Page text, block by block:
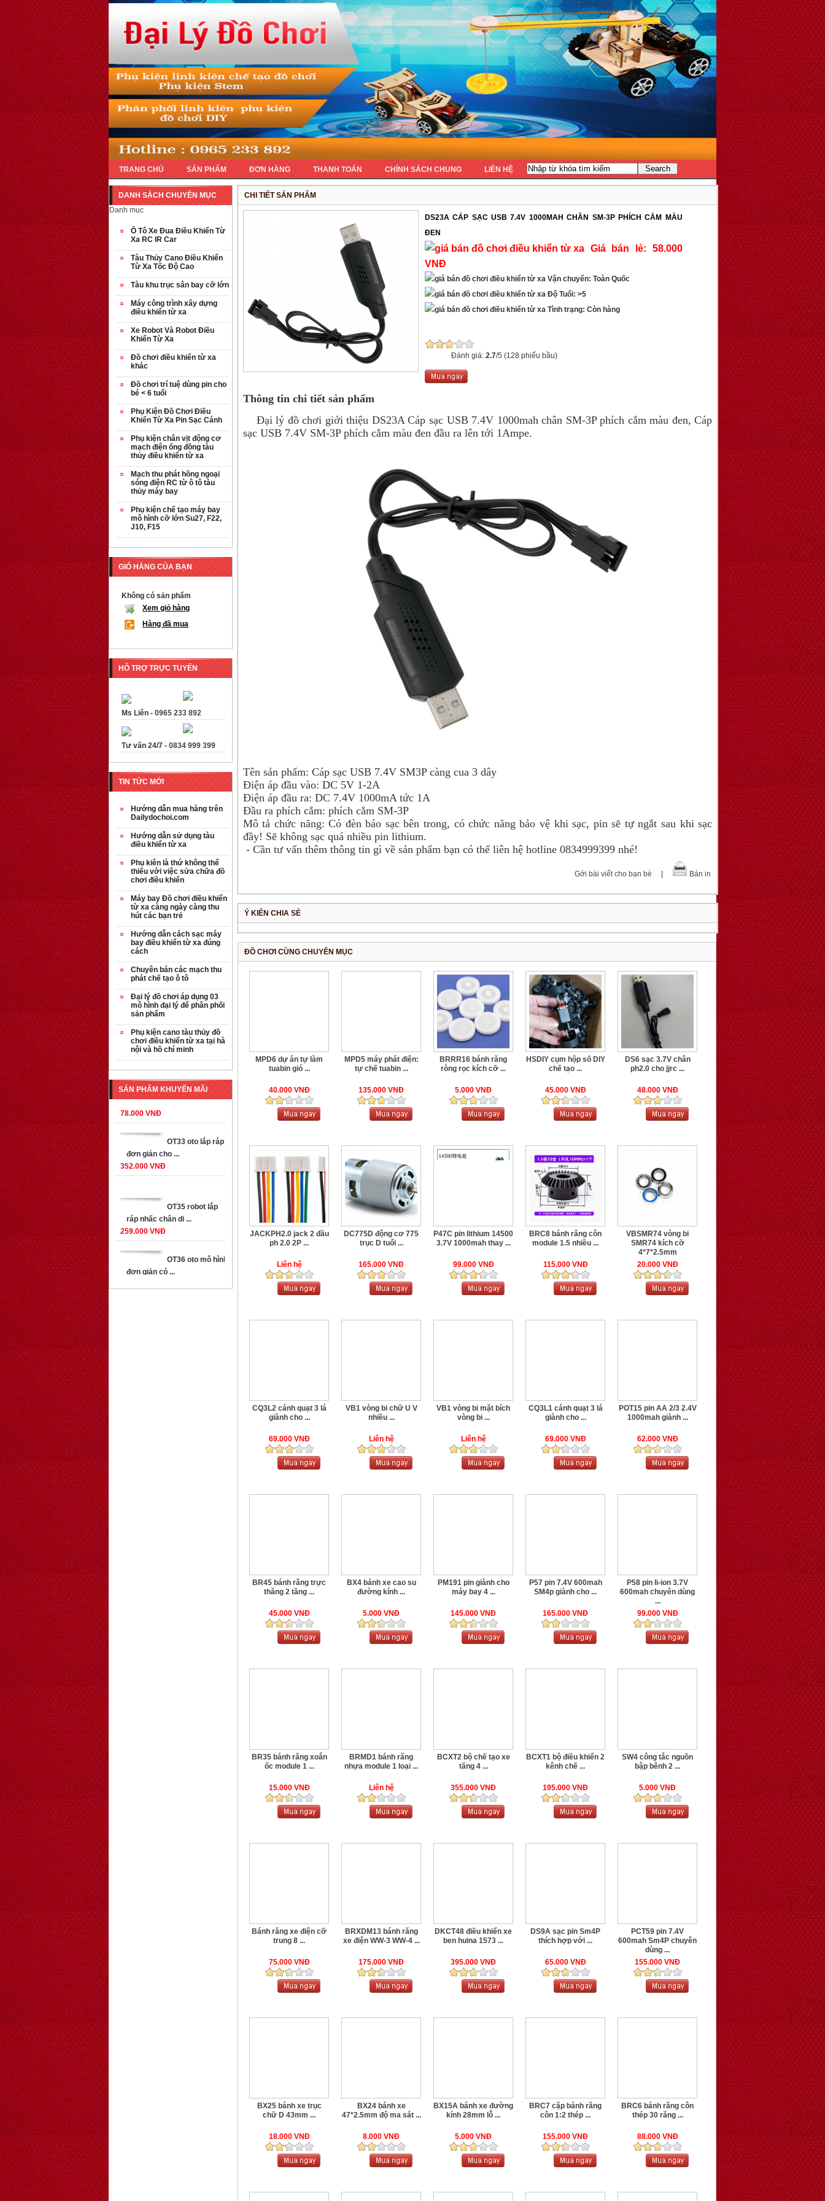
TRANG CHỦ SẢN PHẨM ĐƠN HÀNG THANH TOÁN CHÍNH SÁCH CHUNG LIÊN HỆ
CHI TIẾT SẢN PHẨM
DS23A CÁP SẠC USB 7.4V 1000MAH CHÂN SM-3P PHÍCH CẮM MÀU
ĐEN
Giá bán lẻ: 58.000
VNĐ
Vận chuyển: Toàn Quốc
Độ Tuổi: >5
Tình trạng: Còn hàng
Đánh giá:2.7/5 (128 phiếu bầu)
Thông tin chi tiết sản phẩm
Đại lý đồ chơi giới thiệu DS23A Cáp sạc USB 7.4V 1000mah chân SM-3P phích cắm màu đen, Cáp
sạc USB 7.4V SM-3P phích cắm màu đen đầu ra lên tới 1Ampe.
Tên sản phẩm: Cáp sạc USB 7.4V SM3P càng cua 3 dây
Điện áp đầu vào: DC 5V 1-2A
Điện áp đầu ra: DC 7.4V 1000mA tức 1A
Đầu ra phích cắm: phích cắm SM-3P
Mô tả chức năng: Có đèn báo sạc bên trong, có chức năng bảo vệ khi sạc, pin sẽ tự ngắt sau khi sạc
đầy! Sẽ không sạc quá nhiều pin lithium.
- Cần tư vấn thêm thông tin gì về sản phẩm bạn có thể liên hệ hotline 0834999399 nhé!
Gởi bài viết cho bạn bè Bản in
Ý KIẾN CHIA SẺ
ĐỒ CHƠI CÙNG CHUYÊN MỤC
MPD6 dự án tự làm
tuabin gió ...
40.000 VNĐ
MPD5 máy phát điện:
tự chế tuabin ...
135.000 VNĐ
BRRR16 bánh răng
ròng rọc kích cỡ ...
5.000 VNĐ
HSDIY cụm hộp số DIY
chế tạo ...
45.000 VNĐ
DS6 sạc 3.7V chân
ph2.0 cho jjrc ...
48.000 VNĐ
JACKPH2.0 jack 2 đầu
ph 2.0 2P ...
Liên hệ
DC775D động cơ 775
trục D tuổi ...
165.000 VNĐ
P47C pin lithium 14500
3.7V 1000mah thay ...
99.000 VNĐ
BRC8 bánh răng côn
module 1.5 nhiều ...
115.000 VNĐ
VBSMR74 vòng bi
SMR74 kích cỡ
4*7*2.5mm
20.000 VNĐ
CQ3L2 cánh quạt 3 lá
giành cho ...
69.000 VNĐ
VB1 vòng bi chữ U V
nhiều ...
Liên hệ
VB1 vòng bi mặt bích
vòng bi ...
Liên hệ
CQ3L1 cánh quạt 3 lá
giành cho ...
69.000 VNĐ
POT15 pin AA 2/3 2.4V
1000mah giành ...
62.000 VNĐ
BR45 bánh răng trực
thăng 2 tầng ...
45.000 VNĐ
BX4 bánh xe cao su
đường kính ...
5.000 VNĐ
PM191 pin giành cho
máy bay 4 ...
145.000 VNĐ
P57 pin 7.4V 600mah
SM4p giành cho ...
165.000 VNĐ
P58 pin li-ion 3.7V
600mah chuyên dùng
...
99.000 VNĐ
BR35 bánh răng xoắn
ốc module 1 ...
15.000 VNĐ
BRMD1 bánh răng
nhựa module 1 loại ...
Liên hệ
BCXT2 bộ chế tạo xe
tăng 4 ...
355.000 VNĐ
BCXT1 bộ điều khiển 2
kênh chế ...
195.000 VNĐ
SW4 công tắc nguồn
bập bênh 2 ...
5.000 VNĐ
Bánh răng xe điện cỡ
trung 8 ...
75.000 VNĐ
BRXDM13 bánh răng
xe điện WW-3 WW-4 ...
175.000 VNĐ
DKCT48 điều khiển xe
ben huina 1573 ...
395.000 VNĐ
DS9A sạc pin Sm4P
thích hợp với ...
65.000 VNĐ
PCT59 pin 7.4V
600mah Sm4P chuyên
dùng ...
155.000 VNĐ
BX25 bánh xe trục
chữ D 43mm ...
18.000 VNĐ
BX24 bánh xe
47*2.5mm độ ma sát ...
8.000 VNĐ
BX15A bánh xe đường
kính 28mm lỗ ...
5.000 VNĐ
BRC7 cặp bánh răng
côn 1:2 thép ...
155.000 VNĐ
BRC6 bánh răng côn
thép 30 răng ...
88.000 VNĐ
DANH SÁCH CHUYÊN MỤC
Danh mục
Ô Tô Xe Đua Điều Khiển Từ
Xa RC IR Car
Tàu Thủy Cano Điều Khiển
Từ Xa Tốc Độ Cao
Tàu khu trục sân bay cỡ lớn
Máy công trình xây dựng
điều khiển từ xa
Xe Robot Và Robot Điều
Khiển Từ Xa
Đồ chơi điều khiển từ xa
khác
Đồ chơi trí tuệ dùng pin cho
bé < 6 tuổi
Phụ Kiện Đồ Chơi Điều
Khiển Từ Xa Pin Sạc Cánh
Phụ kiện chân vịt động cơ
mạch điện ống đồng tàu
thủy điều khiển từ xa
Mạch thu phát hồng ngoại
sóng điện RC từ ô tô tàu
thủy máy bay
Phụ kiện chế tạo máy bay
mô hình cỡ lớn Su27, F22,
J10, F15
GIỎ HÀNG CỦA BẠN
Không có sản phẩm
Xem giỏ hàng
Hàng đã mua
HỖ TRỢ TRỰC TUYẾN
Ms Liên - 0965 233 892
Tư vấn 24/7 - 0834 999 399
TIN TỨC MỚI
Hướng dẫn mua hàng trên
Dailydochoi.com
Hướng dẫn sử dụng tàu
điều khiển từ xa
Phụ kiên là thứ không thể
thiếu với việc sửa chữa đồ
chơi điều khiển
Máy bay Đồ chơi điều khiển
từ xa càng ngày càng thu
hút các bạn trẻ
Hướng dẫn cách sạc máy
bay điều khiển từ xa đúng
cách
Chuyên bán các mạch thu
phát chế tạo ô tô
Đại lý đồ chơi áp dụng 03
mô hình đại lý để phân phối
sản phẩm
Phụ kiện cano tàu thủy đồ
chơi điều khiển từ xa tại hà
nội và hồ chí minh
SẢN PHẨM KHUYẾN MÃI
OT35 robot lắp
ráp nhấc chân di ...
đơn giản có ...
75.000 VNĐ
lắp ghép đơn ...
78.000 VNĐ
đơn giản cho ...
ráp nhấc chân di ...
đơn giản có ...
OT5 ôtô mô hình